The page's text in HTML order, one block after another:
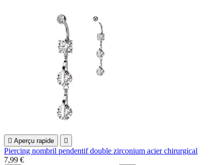
 Aperçu rapide 
Piercing nombril pendentif double zirconium acier chirurgical
7,99 €